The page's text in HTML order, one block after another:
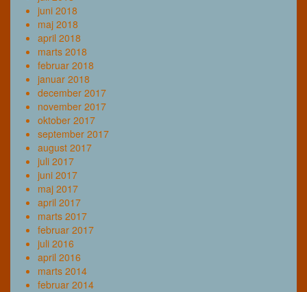
juni 2018
maj 2018
april 2018
marts 2018
februar 2018
januar 2018
december 2017
november 2017
oktober 2017
september 2017
august 2017
juli 2017
juni 2017
maj 2017
april 2017
marts 2017
februar 2017
juli 2016
april 2016
marts 2014
februar 2014